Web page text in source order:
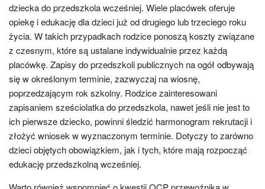
dziecka do przedszkola wcześniej. Wiele placówek oferuje
opiekę i edukację dla dzieci już od drugiego lub trzeciego roku
życia. W takich przypadkach rodzice ponoszą koszty związane
z czesnym, które są ustalane indywidualnie przez każdą
placówkę. Zapisy do przedszkoli publicznych na ogół odbywają
się w określonym terminie, zazwyczaj na wiosnę,
poprzedzającym rok szkolny. Rodzice zainteresowani
zapisaniem sześciolatka do przedszkola, nawet jeśli nie jest to
ich pierwsze dziecko, powinni śledzić harmonogram rekrutacji i
złożyć wniosek w wyznaczonym terminie. Dotyczy to zarówno
dzieci objętych obowiązkiem, jak i tych, które mają rozpocząć
edukację przedszkolną wcześniej.